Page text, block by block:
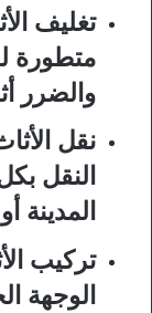
تغليف
متطورة
والضرر
نقل
النقل
المدينة
تركيب
الوجهة